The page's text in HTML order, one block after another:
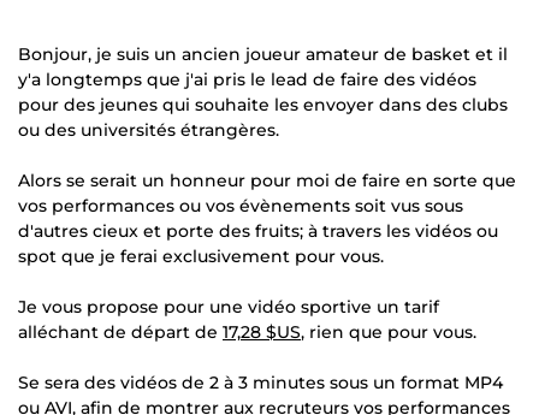
Bonjour, je suis un ancien joueur amateur de basket et il
y'a longtemps que j'ai pris le lead de faire des vidéos
pour des jeunes qui souhaite les envoyer dans des clubs
ou des universités étrangères.
Alors se serait un honneur pour moi de faire en sorte que
vos performances ou vos évènements soit vus sous
d'autres cieux et porte des fruits; à travers les vidéos ou
spot que je ferai exclusivement pour vous.
Je vous propose pour une vidéo sportive un tarif
alléchant de départ de 17,28 $US, rien que pour vous.
Se sera des vidéos de 2 à 3 minutes sous un format MP4
ou AVI, afin de montrer aux recruteurs vos performances